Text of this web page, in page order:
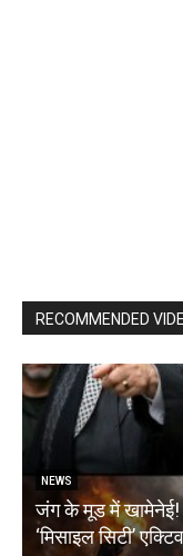
RECOMMENDED
NEWS
जंग के मूड में खामेनेई!
‘मिसाइल सिटी’